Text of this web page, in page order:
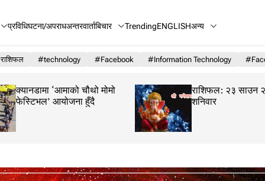
प्रविधिघटना/अपराधअन्तरवार्ताबिचार TrendingENGLISHअन्य
#technology #Facebook #Information Technology
क्यानडामा ‘आमाको चौथो मोमो
फेस्टिभल’ आयोजना हुँदै
राशिफल: २३ साउन
शनिवार